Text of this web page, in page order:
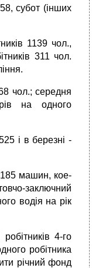
субот (інших
1139 чол.,
311 чол.
чол.; середня
на одно­го
і в березні -
185 машин, кое­
заключний
водія на рік
4-го
робітника
річний фонд